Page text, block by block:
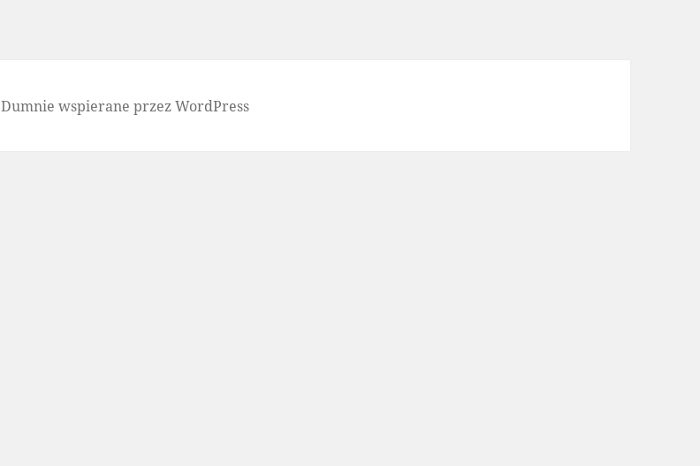
Dumnie wspierane przez WordPress